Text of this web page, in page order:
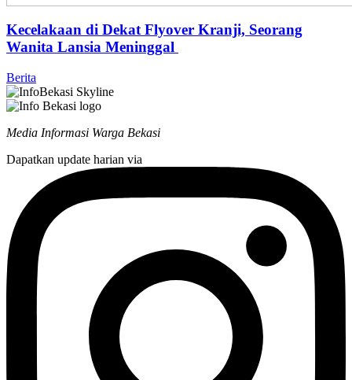
Kecelakaan di Dekat Flyover Kranji, Seorang
Wanita Lansia Meninggal
Berita
Media Informasi Warga Bekasi
Dapatkan update harian via